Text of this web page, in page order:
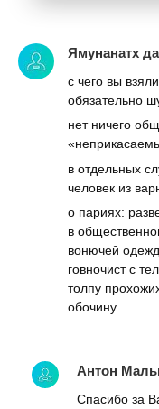
Ямунанатх
с чего вы
обязательно
нет ничего
в отдельных
человек из
о париях:
в
вонючей
говночист с
толпу
обочину.
Антон
Спасибо за